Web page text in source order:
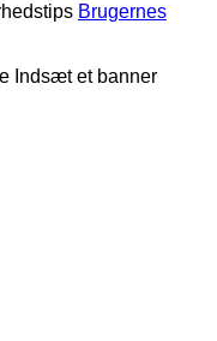
Brugernes
Indsæt et banner